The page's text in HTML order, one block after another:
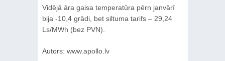
Vidējā āra gaisa temperatūra pērn janvārī
bija -10,4 grādi, bet siltuma tarifs – 29,24
Ls/MWh (bez PVN).
Autors: www.apollo.lv